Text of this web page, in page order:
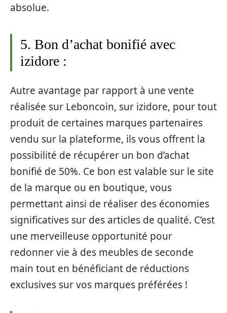
absolue.
5. Bon d’achat bonifié avec
izidore :
Autre avantage par rapport à une vente
réalisée sur Leboncoin, sur izidore, pour tout
produit de certaines marques partenaires
vendu sur la plateforme, ils vous offrent la
possibilité de récupérer un bon d’achat
bonifié de 50%. Ce bon est valable sur le site
de la marque ou en boutique, vous
permettant ainsi de réaliser des économies
significatives sur des articles de qualité. C’est
une merveilleuse opportunité pour
redonner vie à des meubles de seconde
main tout en bénéficiant de réductions
exclusives sur vos marques préférées !